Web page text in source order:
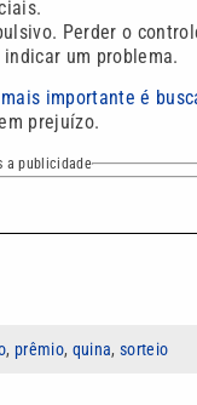
Perder o
um problema.
importante é
prejuízo.
a publicidade
, prêmio, quina, sorteio